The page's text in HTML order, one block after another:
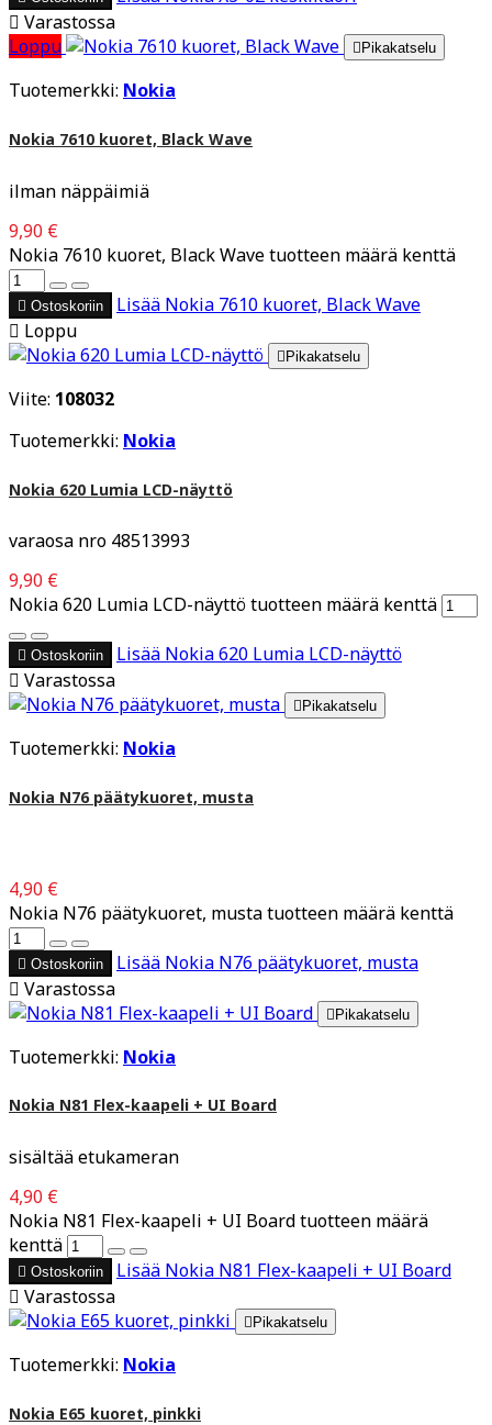
 Varastossa
Loppu
 Pikakatselu
Tuotemerkki: Nokia
Nokia 7610 kuoret, Black Wave
ilman näppäimiä
9,90 €
Nokia 7610 kuoret, Black Wave tuotteen määrä kenttä
 Ostoskoriin Lisää Nokia 7610 kuoret, Black Wave
 Loppu
 Pikakatselu
Viite: 108032
Tuotemerkki: Nokia
Nokia 620 Lumia LCD-näyttö
varaosa nro 48513993
9,90 €
Nokia 620 Lumia LCD-näyttö tuotteen määrä kenttä
 Ostoskoriin Lisää Nokia 620 Lumia LCD-näyttö
 Varastossa
 Pikakatselu
Tuotemerkki: Nokia
Nokia N76 päätykuoret, musta
4,90 €
Nokia N76 päätykuoret, musta tuotteen määrä kenttä
 Ostoskoriin Lisää Nokia N76 päätykuoret, musta
 Varastossa
Pikakatselu
Tuotemerkki: Nokia
Nokia N81 Flex-kaapeli + UI Board
sisältää etukameran
4,90 €
Nokia N81 Flex-kaapeli + UI Board tuotteen määrä
kenttä
 Ostoskoriin Lisää Nokia N81 Flex-kaapeli + UI Board
 Varastossa
 Pikakatselu
Tuotemerkki: Nokia
Nokia E65 kuoret, pinkki